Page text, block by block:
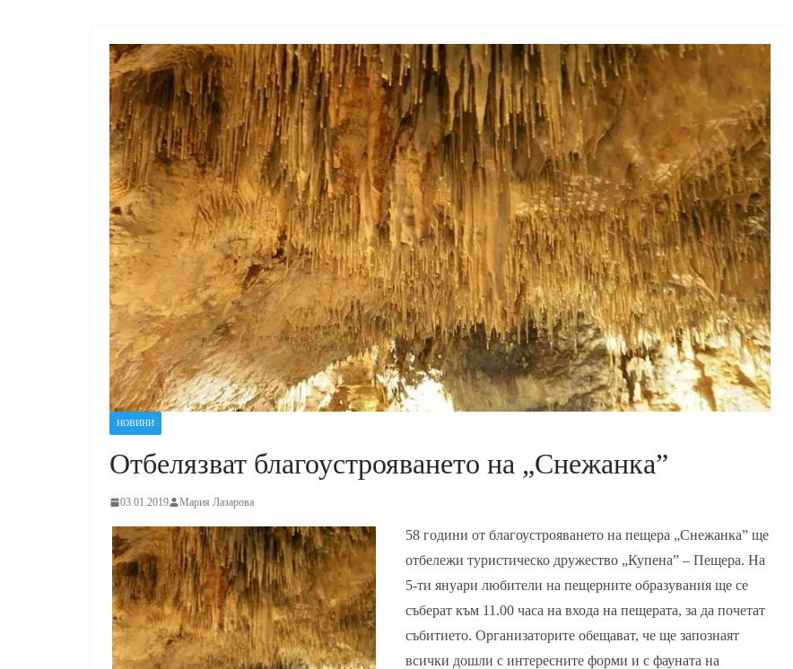
НОВИНИ
Отбелязват благоустрояването на „Снежанка”
03.01.2019 Мария Лазарова
58 години от благоустрояването на пещера „Снежанка” ще
отбележи туристическо дружество „Купена” – Пещера. На
5-ти януари любители на пещерните образувания ще се
съберат към 11.00 часа на входа на пещерата, за да почетат
събитието. Организаторите обещават, че ще запознаят
всички дошли с интересните форми и с фауната на